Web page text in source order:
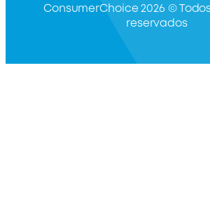
ConsumerChoice 2026 ©
reservados